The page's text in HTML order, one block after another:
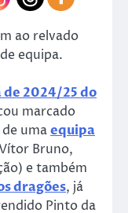
ao relvado
equipa.
2024/25 do
marcado
de umaequipa
Bruno,
e também
dragões, já
Pinto da